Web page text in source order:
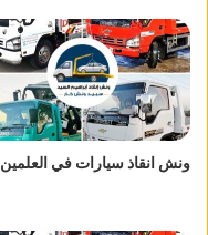
ونش انقاذ سيارات في العلمين